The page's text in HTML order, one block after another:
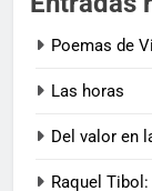
Poemas de
Las horas
Del valor en
Raquel